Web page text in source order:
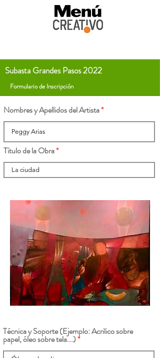
Subasta Grandes Pasos 2022
Formulario de Inscripción
Nombres y Apellidos del Artista
Título de la Obra
Técnica y Soporte (Ejemplo: Acrilico sobre
papel, óleo sobre tela...)